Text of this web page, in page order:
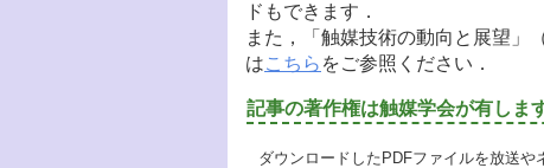
ドもできます．
また，「触媒技術の動向と展望」
はこちら をご参照ください．
記事の著作権は触媒学会が有しま
ダウンロードしたPDFファイルを放送